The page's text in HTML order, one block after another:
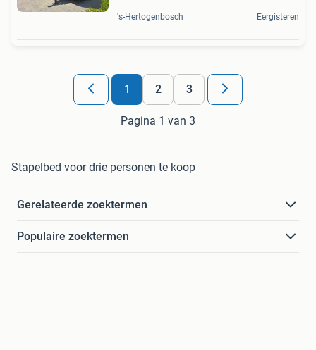
's-Hertogenbosch Eergisteren
1 2 3
Pagina 1 van 3
Stapelbed voor drie personen te koop
Gerelateerde zoektermen
Populaire zoektermen